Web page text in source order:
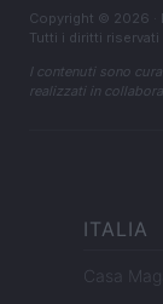
Copyright © 2026 ·
Tutti i diritti riservati
I contenuti sono
realizzati in
ITALIA
Casa